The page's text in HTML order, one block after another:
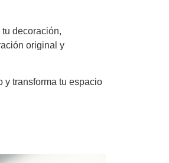
decoración,
original y
y transforma tu espacio